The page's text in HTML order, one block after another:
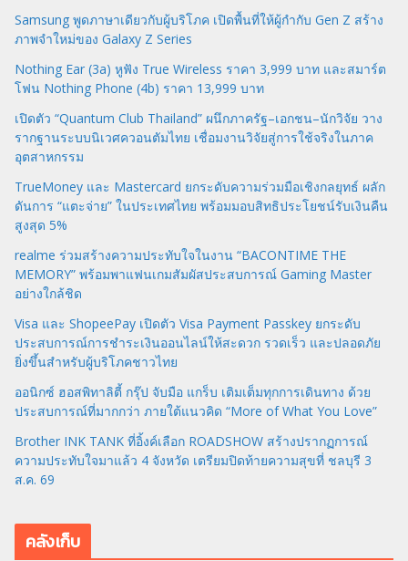
Samsung พูดภาษาเดียวกับผู้บริโภค เปิดพื้นที่ให้ผู้กำกับ Gen Z สร้าง
ภาพจำใหม่ของ Galaxy Z Series
Nothing Ear (3a) หูฟัง True Wireless ราคา 3,999 บาท และสมาร์ต
โฟน Nothing Phone (4b) ราคา 13,999 บาท
เปิดตัว “Quantum Club Thailand” ผนึกภาครัฐ–เอกชน–นักวิจัย วาง
รากฐานระบบนิเวศควอนตัมไทย เชื่อมงานวิจัยสู่การใช้จริงในภาค
อุตสาหกรรม
TrueMoney และ Mastercard ยกระดับความร่วมมือเชิงกลยุทธ์ ผลัก
ดันการ “แตะจ่าย” ในประเทศไทย พร้อมมอบสิทธิประโยชน์รับเงินคืน
สูงสุด 5%
realme ร่วมสร้างความประทับใจในงาน “BACONTIME THE
MEMORY” พร้อมพาแฟนเกมสัมผัสประสบการณ์ Gaming Master
อย่างใกล้ชิด
Visa และ ShopeePay เปิดตัว Visa Payment Passkey ยกระดับ
ประสบการณ์การชำระเงินออนไลน์ให้สะดวก รวดเร็ว และปลอดภัย
ยิ่งขึ้นสำหรับผู้บริโภคชาวไทย
ออนิกซ์ ฮอสพิทาลิตี้ กรุ๊ป จับมือ แกร็บ เติมเต็มทุกการเดินทาง ด้วย
ประสบการณ์ที่มากกว่า ภายใต้แนวคิด “More of What You Love”
Brother INK TANK ที่อิ้งค์เลือก ROADSHOW สร้างปรากฏการณ์
ความประทับใจมาแล้ว 4 จังหวัด เตรียมปิดท้ายความสุขที่ ชลบุรี 3
ส.ค. 69
คลังเก็บ